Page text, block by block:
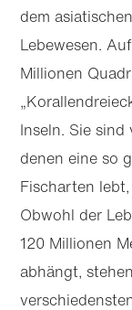
dem
Lebewesen.
Millionen
Inseln. Sie
denen eine so
Fischarten
Obwohl der
120 Millionen
abhängt,